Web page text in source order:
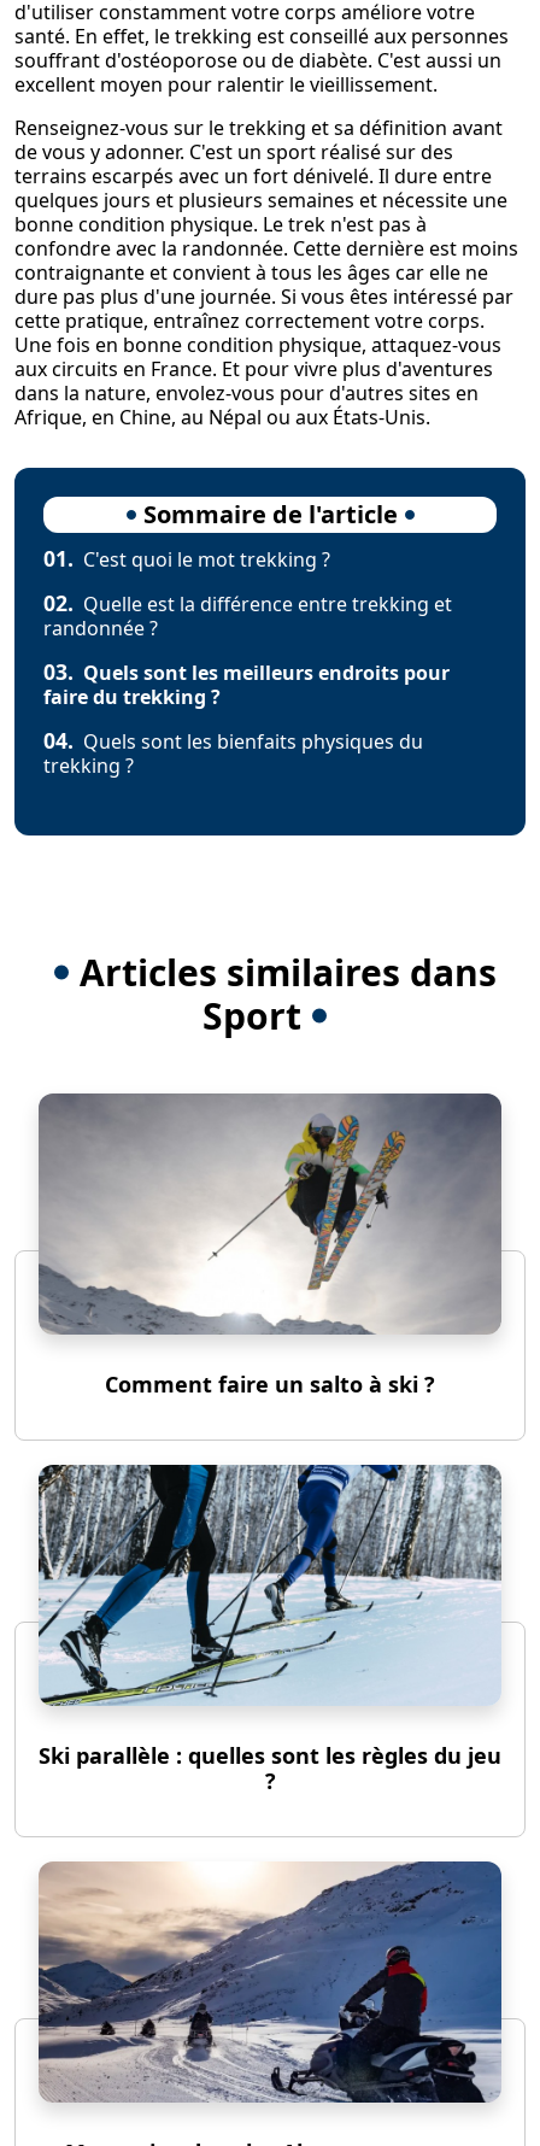
d'utiliser constamment votre corps améliore votre
santé. En effet, le trekking est conseillé aux personnes
souffrant d'ostéoporose ou de diabète. C'est aussi un
excellent moyen pour ralentir le vieillissement.
Renseignez-vous sur le trekking et sa définition avant
de vous y adonner. C'est un sport réalisé sur des
terrains escarpés avec un fort dénivelé. Il dure entre
quelques jours et plusieurs semaines et nécessite une
bonne condition physique. Le trek n'est pas à
confondre avec la randonnée. Cette dernière est moins
contraignante et convient à tous les âges car elle ne
dure pas plus d'une journée. Si vous êtes intéressé par
cette pratique, entraînez correctement votre corps.
Une fois en bonne condition physique, attaquez-vous
aux circuits en France. Et pour vivre plus d'aventures
dans la nature, envolez-vous pour d'autres sites en
Afrique, en Chine, au Népal ou aux États-Unis.
Sommaire de l'article
01. C'est quoi le mot trekking ?
02. Quelle est la différence entre trekking et
randonnée ?
03. Quels sont les meilleurs endroits pour
faire du trekking ?
04. Quels sont les bienfaits physiques du
trekking ?
Articles similaires dans
Sport
Comment faire un salto à ski ?
Ski parallèle : quelles sont les règles du jeu
?